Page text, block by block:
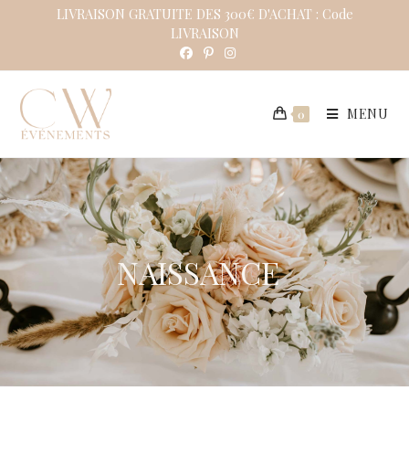
LIVRAISON GRATUITE DES 300€ D'ACHAT : Code
LIVRAISON
0 MENU
NAISSANCE